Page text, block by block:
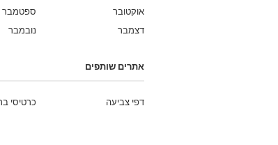
ספטמבר
אוקטובר
נובמבר
דצמבר
אתרים שותפים
כרטיסי דפי צביעה